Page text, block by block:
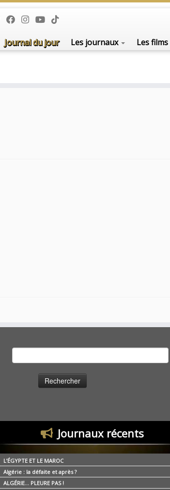
Journal du jour Les journaux Les films
Journaux récents
L’ÉGYPTE ET LE MAROC
Algérie : la défaite et après ?
ALGÉRIE… PLEURE PAS !